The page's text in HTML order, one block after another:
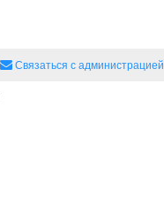
Связаться с администрацией